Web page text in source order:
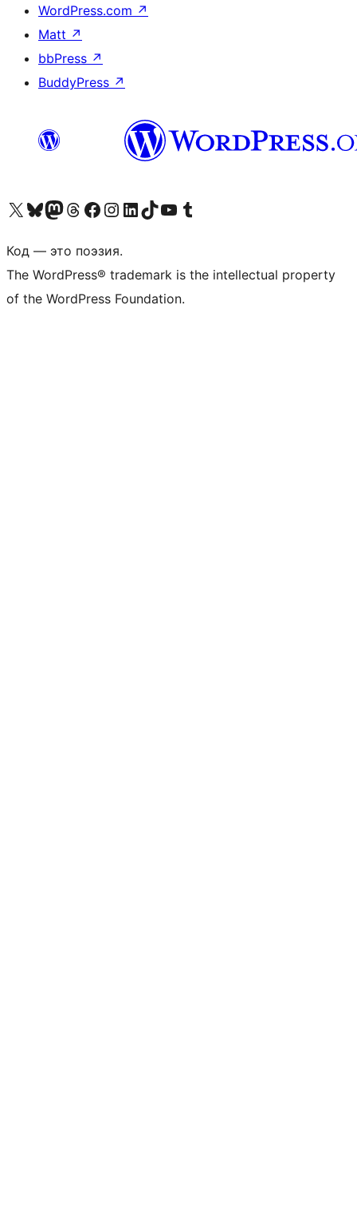
WordPress.com ↗
Matt ↗
bbPress ↗
BuddyPress ↗
Посетите нас в X (ранее Twitter)
Посетите нашу учётную запись в Bluesky
Посетите нашу ленту в Mastodon
Посетите нашу учётную запись в Threads
Посетите нашу страницу на Facebook
Посетите наш Instagram
Посетите нашу страницу в LinkedIn
Посетите нашу учётную запись в TikTok
Посетите наш канал YouTube
Посетите нашу учётную запись в Tumblr
Код — это поэзия.
The WordPress® trademark is the intellectual property
of the WordPress Foundation.